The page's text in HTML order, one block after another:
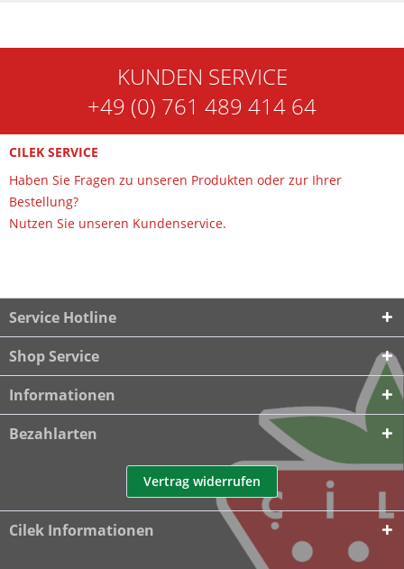
KUNDEN SERVICE
+49 (0) 761 489 414 64
CILEK SERVICE
Haben Sie Fragen zu unseren Produkten oder zur Ihrer
Bestellung?
Nutzen Sie unseren Kundenservice.
Service Hotline
Shop Service
Informationen
Bezahlarten
Vertrag widerrufen
Cilek Informationen